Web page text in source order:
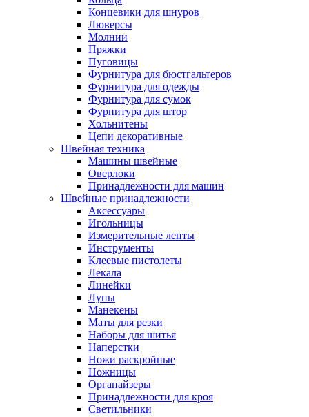
Концевики для шнуров
Люверсы
Молнии
Пряжки
Пуговицы
Фурнитура для бюстгальтеров
Фурнитура для одежды
Фурнитура для сумок
Фурнитура для штор
Хольнитены
Цепи декоративные
Швейная техника
Машины швейные
Оверлоки
Принадлежности для машин
Швейные принадлежности
Аксессуары
Игольницы
Измерительные ленты
Инструменты
Клеевые пистолеты
Лекала
Линейки
Лупы
Манекены
Маты для резки
Наборы для шитья
Наперстки
Ножи раскройные
Ножницы
Органайзеры
Принадлежности для кроя
Светильники